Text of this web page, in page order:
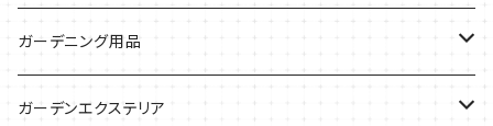
サラダに使いたい
秋植えで料理に
夏のハーブガーデンに
虫よけに使いたい
ハーブバスに
ジャガイモのコンパニオン
葉物野菜のコンパニオン
ミント・ハーブ苗
バジル・ハーブ苗
ガーデニング用品
その他
ガーデンエクステリア